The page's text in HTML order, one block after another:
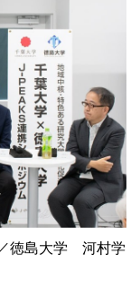
徳島大学 河村学